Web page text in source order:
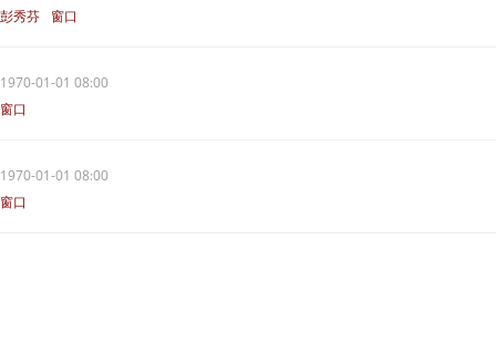
彭秀芬
窗口
1970-01-01 08:00
窗口
1970-01-01 08:00
窗口